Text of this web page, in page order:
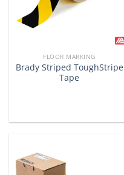
FLOOR MARKING
Brady Striped ToughStripe
Tape